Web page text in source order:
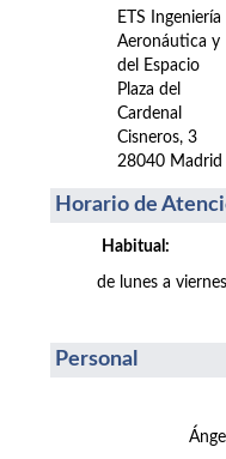
ETS Ingeniería
Aeronáutica y
del Espacio
Plaza del
Cardenal
Cisneros, 3
28040 Madrid
Horario de
Habitual:
de lunes a
Personal
Ángel